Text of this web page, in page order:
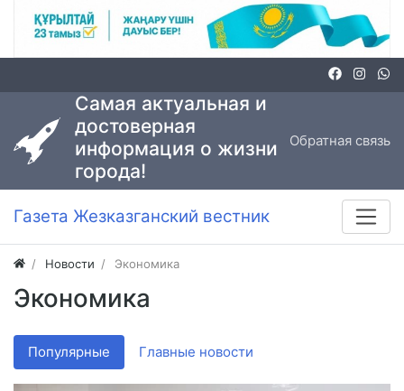
Самая актуальная и
достоверная
информация о жизни
города!
Обратная связь
Газета Жезказганский вестник
Новости Экономика
Экономика
Популярные Главные новости